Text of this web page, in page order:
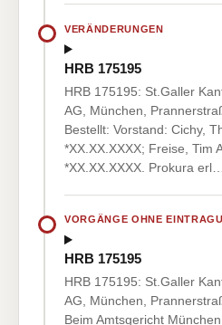
VERÄNDERUNGEN
HRB 175195
HRB 175195: St.Galler
AG, München,
Bestellt: Vorstand: Cichy,
*XX.XX.XXXX; Freise, Tim
*XX.XX.XXXX. Prokura erl…
VORGÄNGE OHNE
HRB 175195
HRB 175195: St.Galler
AG, München,
Beim Amtsgericht